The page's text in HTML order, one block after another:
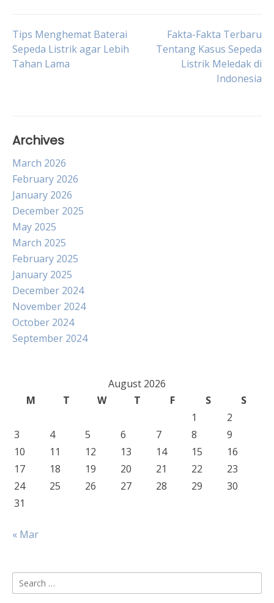
Post
navigation
Tips Menghemat Baterai
Sepeda Listrik agar Lebih
Tahan Lama
Fakta-Fakta Terbaru
Tentang Kasus Sepeda
Listrik Meledak di
Indonesia
Archives
March 2026
February 2026
January 2026
December 2025
May 2025
March 2025
February 2025
January 2025
December 2024
November 2024
October 2024
September 2024
August 2026
M
T W T F S
S
1
2
3
4 5 6 7 8
9
10
11 12 13 14 15
16
17
18 19 20 21 22
23
24
25 26 27 28 29
30
31
« Mar
Search
for: